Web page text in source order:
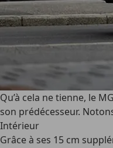
Qu’à cela ne tienne, le
son prédécesseur.
Intérieur
Grâce à ses 15 cm